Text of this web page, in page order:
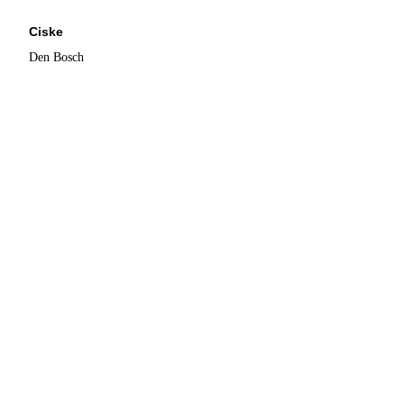
Ciske
Den Bosch